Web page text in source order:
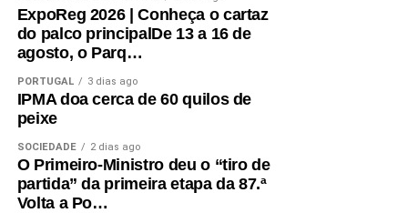
ExpoReg 2026 | Conheça o cartaz
do palco principalDe 13 a 16 de
agosto, o Parq…
PORTUGAL 3 dias ago
IPMA doa cerca de 60 quilos de
peixe
SOCIEDADE 2 dias ago
O Primeiro-Ministro deu o “tiro de
partida” da primeira etapa da 87.ª
Volta a Po…